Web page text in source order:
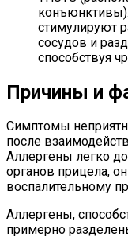
стимулируют
сосудов и
способствуя
Причины и
Симптомы
после
Аллергены легко
органов прицела,
воспалительному
Аллергены,
примерно